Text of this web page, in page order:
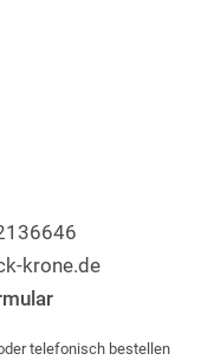
krone.de
telefonisch bestellen